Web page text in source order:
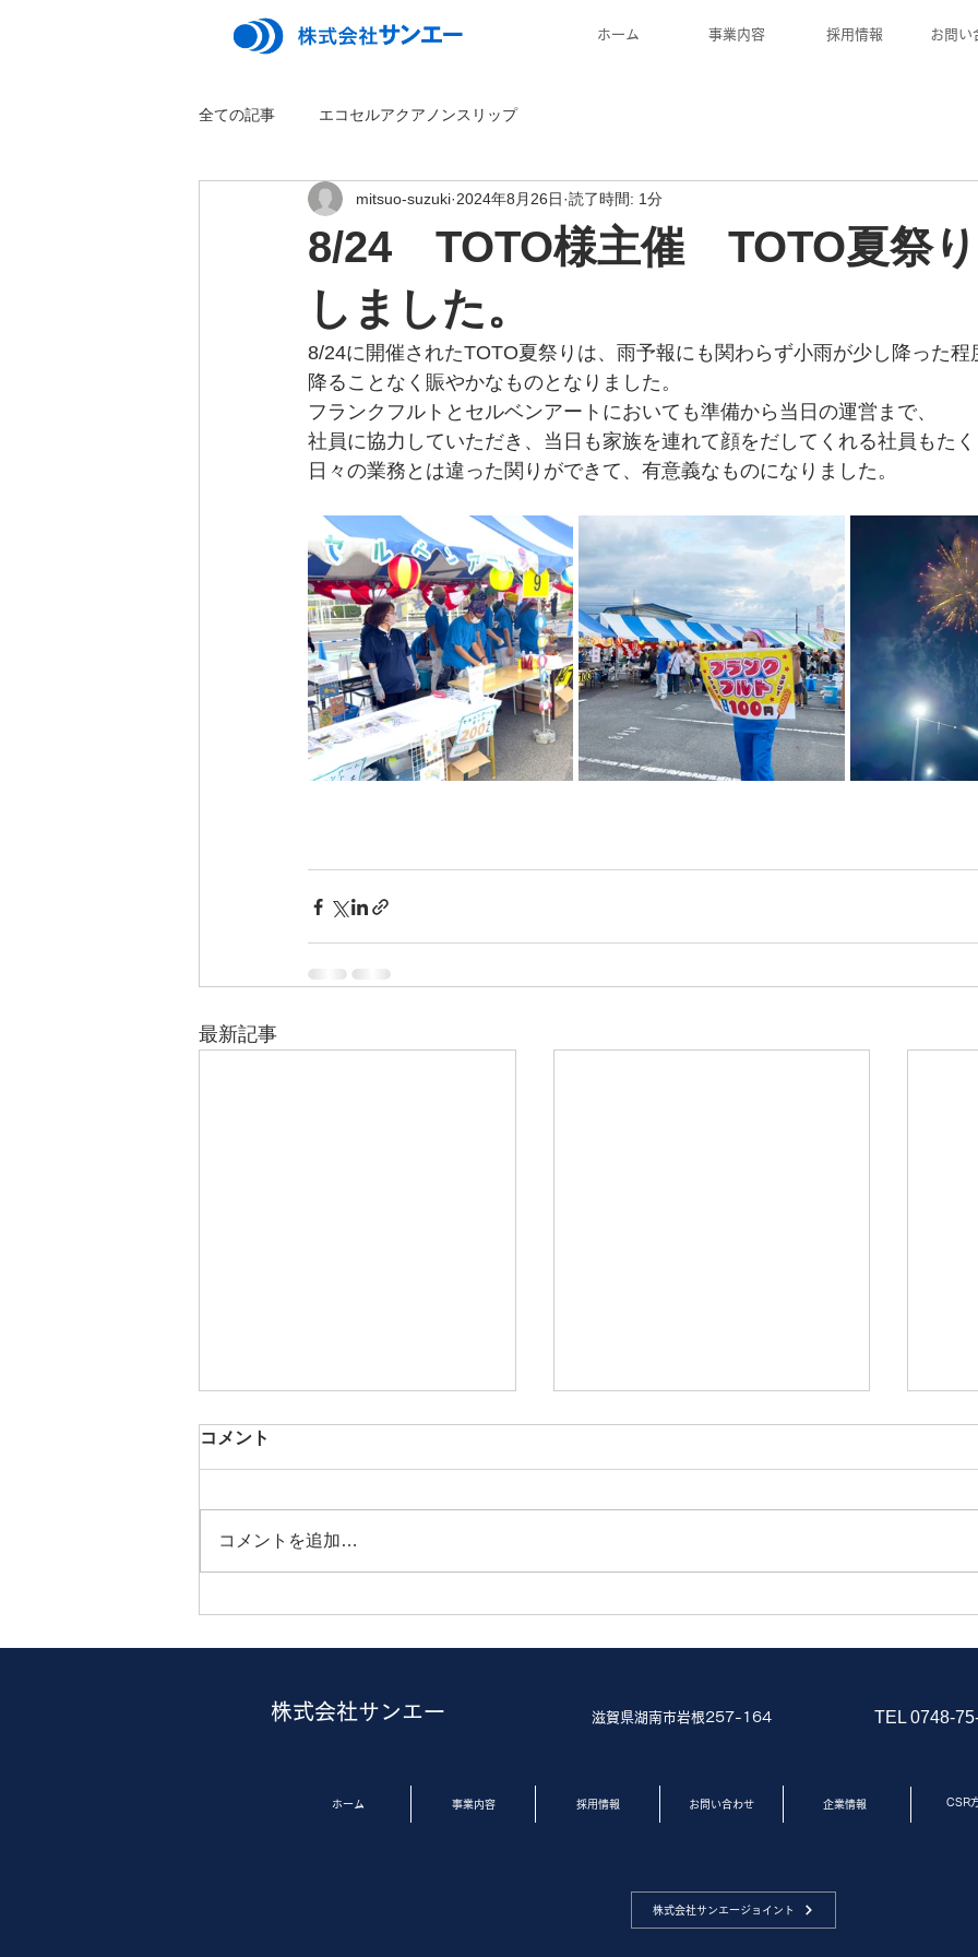
ホーム 事業内容 採用情報 お問い
全ての記事 エコセルアクアノンスリップ
8/24 TOTO様主催 TOTO夏祭
しました。
mitsuo-suzuki 2024年8月26日 読了時間: 1分
8/24に開催されたTOTO夏祭りは、雨予報にも関わらず小雨が少し降った程
降ることなく賑やかなものとなりました。
フランクフルトとセルベンアートにおいても準備から当日の運営まで、
社員に協力していただき、当日も家族を連れて顔をだしてくれる社員もたく
日々の業務とは違った関りができて、有意義なものになりました。
最新記事
電気自動車 導入
コメント
コメントを追加…
​株式会社サンエー 滋賀県湖南市岩根257-164 TEL 0748-
ホーム 事業内容 採用情報 お問い合わせ 企業情報 CSR
株式会社サンエージョイント